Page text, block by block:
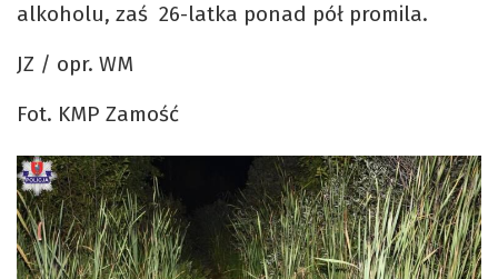
alkoholu, zaś 26-latka ponad pół promila.
JZ / opr. WM
Fot. KMP Zamość